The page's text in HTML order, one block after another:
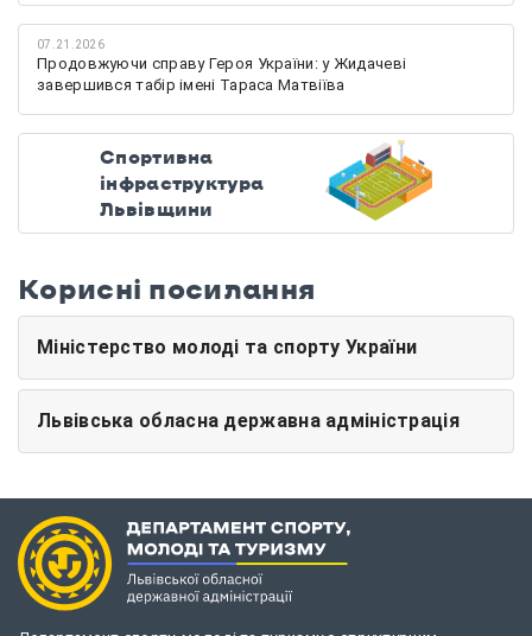
07.21.2026
Продовжуючи справу Героя України: у Жидачеві
завершився табір імені Тараса Матвіїва
Спортивна
інфраструктура
Львівщини
Корисні посилання
Міністерство молоді та спорту України
Львівська обласна державна адміністрація